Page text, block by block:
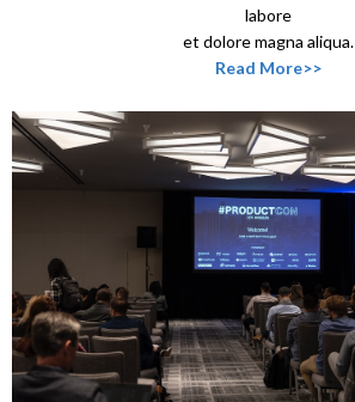
labore
et dolore magna aliqua.
Read More>>